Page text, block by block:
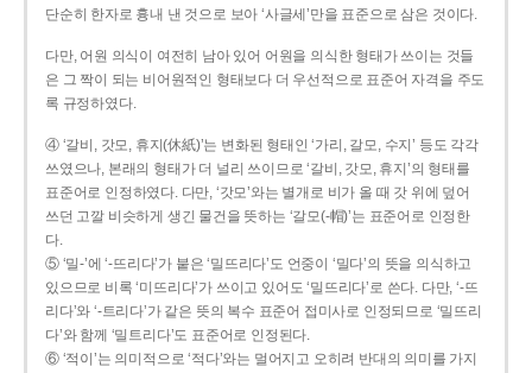
단순히 한자로 흉내 낸 것으로 보아 ‘사글세’만을 표준으로 삼은 것이다.
다만, 어원 의식이 여전히 남아 있어 어원을 의식한 형태가 쓰이는 것들
은 그 짝이 되는 비어원적인 형태보다 더 우선적으로 표준어 자격을 주도
록 규정하였다.
④ ‘갈비, 갓모, 휴지(休紙)’는 변화된 형태인 ‘가리, 갈모, 수지’ 등도 각각
쓰였으나, 본래의 형태가 더 널리 쓰이므로 ‘갈비, 갓모, 휴지’의 형태를
표준어로 인정하였다. 다만, ‘갓모’와는 별개로 비가 올 때 갓 위에 덮어
쓰던 고깔 비슷하게 생긴 물건을 뜻하는 ‘갈모(-帽)’는 표준어로 인정한
다.
⑤ ‘밀-’에 ‘-뜨리다’가 붙은 ‘밀뜨리다’도 언중이 ‘밀다’의 뜻을 의식하고
있으므로 비록 ‘미뜨리다’가 쓰이고 있어도 ‘밀뜨리다’로 쓴다. 다만, ‘-뜨
리다’와 ‘-트리다’가 같은 뜻의 복수 표준어 접미사로 인정되므로 ‘밀뜨리
다’와 함께 ‘밀트리다’도 표준어로 인정된다.
⑥ ‘적이’는 의미적으로 ‘적다’와는 멀어지고 오히려 반대의 의미를 가지